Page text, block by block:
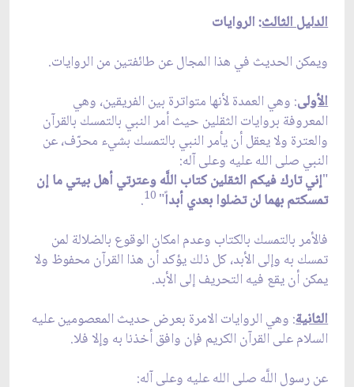
الدليل الثالث: الروايات
ويمكن الحديث في هذا المجال عن طائفتين من الروايات.
الأولى: وهي العمدة لأنها متواترة بين الفريقين، وهي
المعروفة بروايات الثقلين حيث أمر النبي بالتمسك بالقرآن
والعترة ولا يعقل أن يأمر النبي بالتمسك بشي‏ء محرّف، عن
النبي صلى الله عليه وعلى آله:
"إني تارك فيكم الثقلين كتاب اللَّه وعترتي أهل بيتي ما إن
تمسكتم بهما لن تضلوا بعدي أبداً"
.
فالأمر بالتمسك بالكتاب وعدم امكان الوقوع بالضلالة لمن
تمسك به وإلى الأبد، كل ذلك يؤكد أن هذا القرآن محفوظ ولا
يمكن أن يقع فيه التحريف إلى الأبد.
الثانية: وهي الروايات الامرة بعرض حديث المعصومين عليه
السلام على القرآن الكريم فإن وافق أخذنا به وإلا فلا.
عن رسول اللَّه صلى الله عليه وعلى آله: